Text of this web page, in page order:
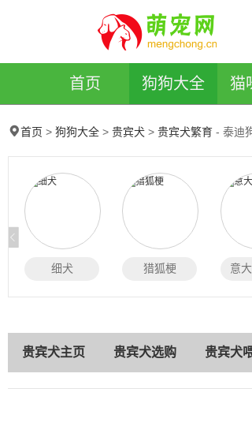
首页 狗狗大全 猫
首页 > 狗狗大全 > 贵宾犬 > 贵宾犬繁育 - 泰迪
细犬 猎狐梗 意
贵宾犬主页 贵宾犬选购 贵宾犬